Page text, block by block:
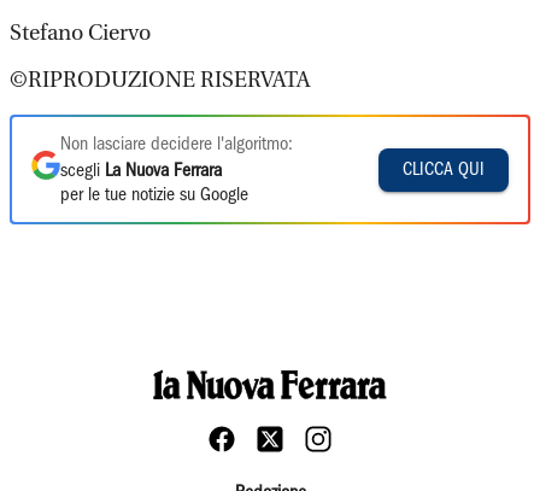
Stefano Ciervo
©RIPRODUZIONE RISERVATA
Non lasciare decidere l'algoritmo:
scegli La Nuova Ferrara
per le tue notizie su Google
CLICCA QUI